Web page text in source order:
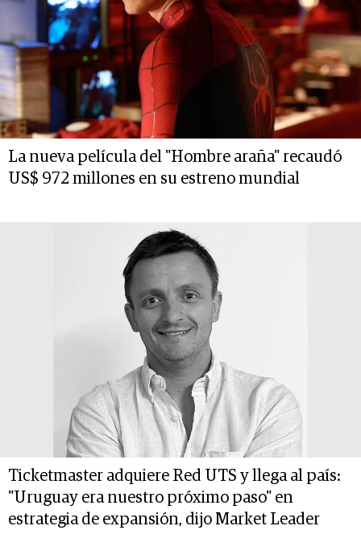
La nueva película del "Hombre araña" recaudó
US$ 972 millones en su estreno mundial
Ticketmaster adquiere Red UTS y llega al país:
"Uruguay era nuestro próximo paso" en
estrategia de expansión, dijo Market Leader